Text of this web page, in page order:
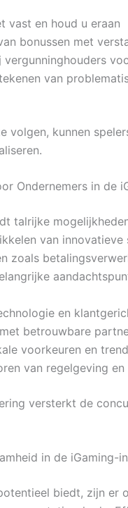
vast en houd u eraan
bonussen met
vergunninghouders
van
volgen, kunnen
Ondernemers in de
talrijke
van
zoals
en
betrouwbare
voorkeuren en
van regelgeving
versterkt de
in de iGaming-
biedt, zijn er